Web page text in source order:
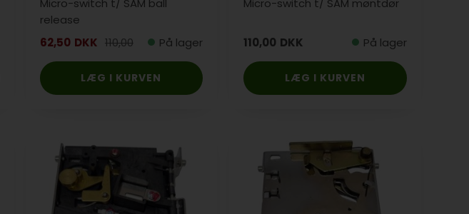
release
62,50 DKK 110,00 På lager 110,00 DKK På lager